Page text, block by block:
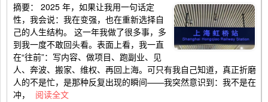
摘要： 2025 年，如果让我用一句话定
性，我会说：我在变强，也在重新选择自
己的人生结构。 这一年我做了很多事，多
到我一度不敢回头看。表面上看，我一直
在“往前”：写内容、做项目、跑副业、见
人、奔波、搬家、维权、再回上海。可只有我自己知道，真正折磨
人的不是忙，是那种反复出现的瞬间——我突然意识到：我不是在
冲，
阅读全文